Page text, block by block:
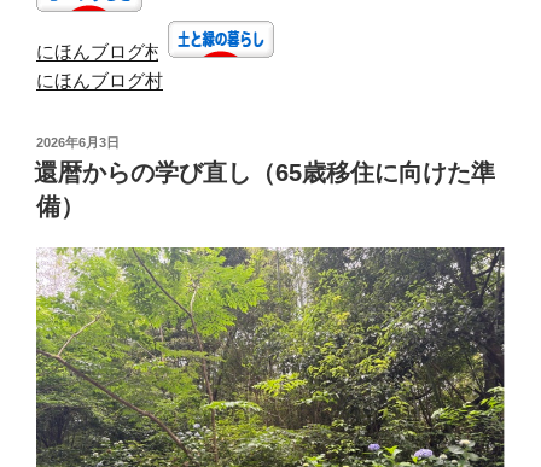
にほんブログ村
にほんブログ村
投
稿
日:
2026年6月3日
還暦からの学び直し（65歳移住に向けた準
備）